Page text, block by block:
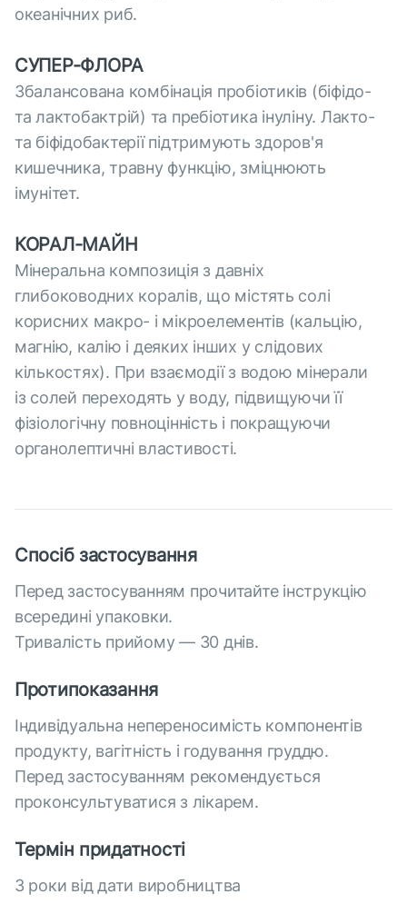
океанічних риб.
СУПЕР-ФЛОРА
Збалансована комбінація пробіотиків (біфідо-
та лактобактрій) та пребіотика інуліну. Лакто-
та біфідобактерії підтримують здоров'я
кишечника, травну функцію, зміцнюють
імунітет.
КОРАЛ-МАЙН
Мінеральна композиція з давніх
глибоководних коралів, що містять солі
корисних макро- і мікроелементів (кальцію,
магнію, калію і деяких інших у слідових
кількостях). При взаємодії з водою мінерали
із солей переходять у воду, підвищуючи її
фізіологічну повноцінність і покращуючи
органолептичні властивості.
Спосіб застосування
Перед застосуванням прочитайте інструкцію
всередині упаковки.
Тривалість прийому — 30 днів.
Протипоказання
Індивідуальна непереносимість компонентів
продукту, вагітність і годування груддю.
Перед застосуванням рекомендується
проконсультуватися з лікарем.
Термін придатності
3 роки від дати виробництва